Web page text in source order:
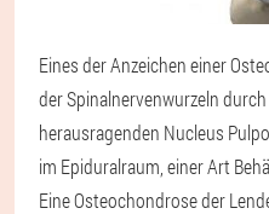
Eines der Anzeichen einer
der Spinalnervenwurzeln
herausragenden Nucleus
im Epiduralraum, einer Art
Eine Osteochondrose der